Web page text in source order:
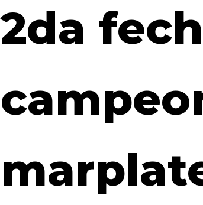
2da